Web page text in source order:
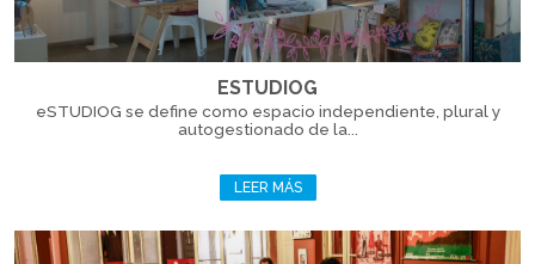
ESTUDIOG
eSTUDIOG se define como espacio independiente, plural y
autogestionado de la...
LEER MÁS